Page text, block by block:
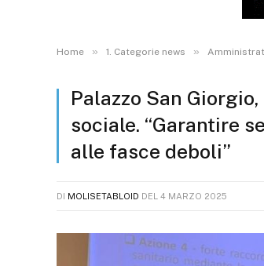
Home » 1. Categorie news »
Palazzo San
sociale. “Garantire
alle fasce deboli”
DI MOLISETABLOID DEL 4 MARZO 2025